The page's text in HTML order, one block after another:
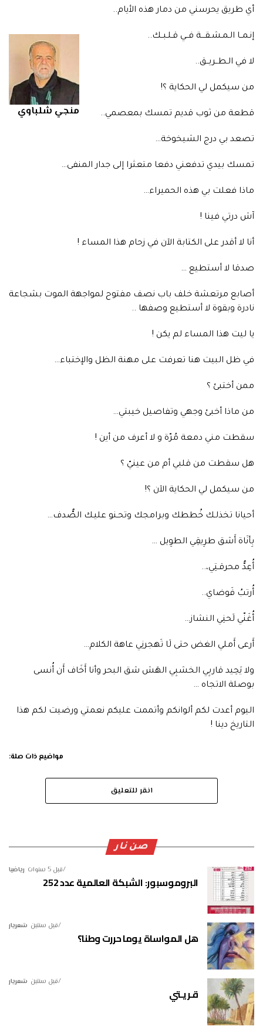
أي طريق يحرسني من دمار هذه الأيام..
منجي شلباوي
إنـمــا الـمـشـقـــة فــي قـلـبــك..
لا في الـطــريــق..
من سيكمل لي الحكاية ؟!
قطعة من ثوب قديم تمسك بمعصمي..
تصعد بي درج الشيخوخة…
تمسك بيدي تدفعني دفعا متعثرا إلى جدار المنفى…
ماذا فعلت بي هذه الحميراء…
آش درتي فينا !
أنا لا أقدر على الكتابة الآن في زحام هذا المساء !
صدقا لا أستطيع …
أصابع مرتعشة خلف باب نصف مفتوح لمواجهة الموت بشجاعة
نادرة وبقوة لا أستطيع وصفها ..
يا ليت هذا المساء لم يكن !
في ظل البيت هنا تعرفت على مهنة الظل والإختباء…
ممن أختبئ ؟
من ماذا أخبئ وجهي وتفاصيل خيبتي…
سقطت مني دمعة مُرّة و لا أعرف من أين !
هل سقطت من قلبي أم من عينيّ ؟
من سيكمل لي الحكاية الآن ؟!
أحيانا تخذلـك خُططك وبرامجك وتحـنو عليـك الصُّدف…
بِأنَاة أَشق طرِيقِي الطوِيل …
أُعِدُّ محرقـتِي،..
أُرتبُ فَوضاي..
أُغَنّي لَحنِي النشاز…
أَرعى أَملي الغض حتى لَا تَهجرنِي عاهة الكلام…
ولا يَحِيد قاربِي الخشبِي الهَش شق البحر وأنا أَخَاف أَن أُنسى
بوصلة الاتجاه …
اليوم أعدت لكم ألوانكم وأتممت عليكم نعمتي ورضيت لكم هذا
التاريخ دينا !
مواضيع ذات صلة:
انقر للتعليق
صن نار
رياضيا قبل 5 سنوات
البروموسبور: الشبكة العالمية عدد 252
شعريار قبل سنتين
هل المواساة يوما حررت وطنا؟
شعريار قبل سنتين
قـريـتي